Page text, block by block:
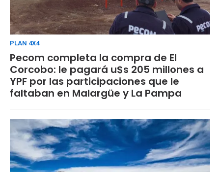
PLAN 4X4
Pecom completa la compra de El
Corcobo: le pagará u$s 205 millones a
YPF por las participaciones que le
faltaban en Malargüe y La Pampa